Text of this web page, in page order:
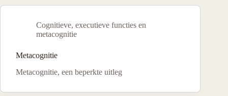
Cognitieve, executieve functies en
metacognitie
Metacognitie
Metacognitie, een beperkte uitleg